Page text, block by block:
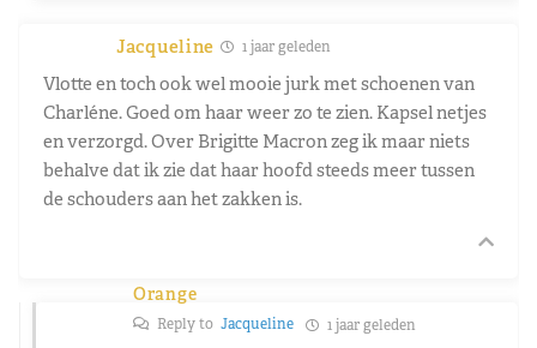
Jacqueline 1 jaar geleden
Vlotte en toch ook wel mooie jurk met schoenen van
Charléne. Goed om haar weer zo te zien. Kapsel netjes
en verzorgd. Over Brigitte Macron zeg ik maar niets
behalve dat ik zie dat haar hoofd steeds meer tussen
de schouders aan het zakken is.
Orange
Reply to Jacqueline 1 jaar geleden